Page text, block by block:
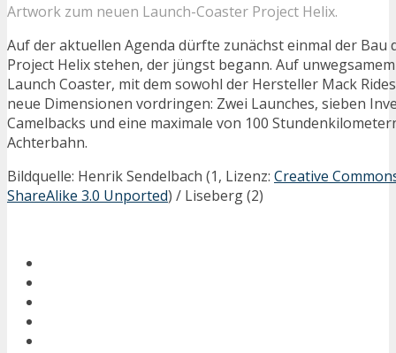
Artwork zum neuen Launch-Coaster Project Helix.
Auf der aktuellen Agenda dürfte zunächst einmal der Bau
Project Helix stehen, der jüngst begann. Auf
Launch Coaster, mit dem sowohl der Hersteller Mack
neue Dimensionen vordringen: Zwei Launches, sieben
Camelbacks und eine maximale von 100
Achterbahn.
Bildquelle: Henrik Sendelbach (1, Lizenz: Creative
ShareAlike 3.0 Unported) / Liseberg (2)